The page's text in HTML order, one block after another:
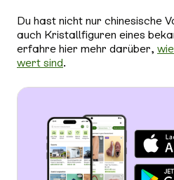
Du hast nicht nur chinesische
auch Kristallfiguren eines
erfahre hier mehr darüber,
wert sind.